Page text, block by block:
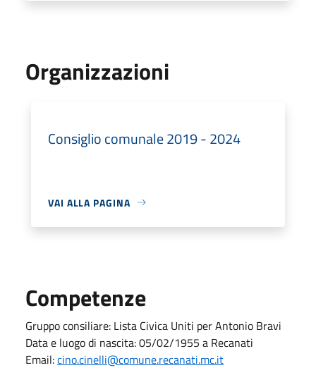
Organizzazioni
Consiglio comunale 2019 - 2024
VAI ALLA PAGINA
Competenze
Gruppo consiliare: Lista Civica Uniti per Antonio Bravi
Data e luogo di nascita: 05/02/1955 a Recanati
Email:cino.cinelli@comune.recanati.mc.it